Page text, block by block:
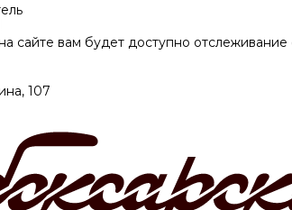
сайте вам будет доступно
107